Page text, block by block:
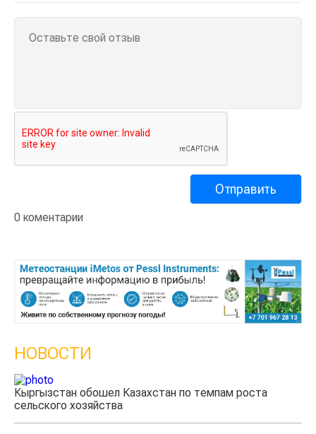
0 коментарии
НОВОСТИ
Казахстанские фермеры заработали $35 млн на
экспорте чечевицы